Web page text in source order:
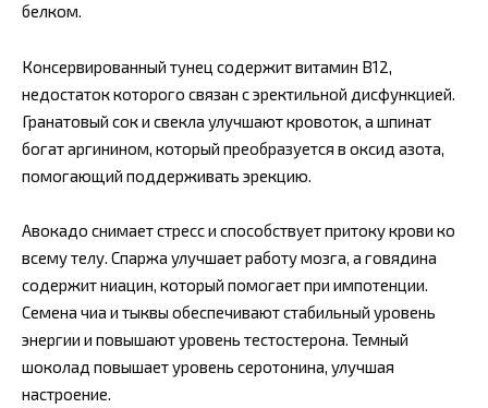
белком.
Консервированный тунец содержит витамин В12,
недостаток которого связан с эректильной дисфункцией.
Гранатовый сок и свекла улучшают кровоток, а шпинат
богат аргинином, который преобразуется в оксид азота,
помогающий поддерживать эрекцию.
Авокадо снимает стресс и способствует притоку крови ко
всему телу. Спаржа улучшает работу мозга, а говядина
содержит ниацин, который помогает при импотенции.
Семена чиа и тыквы обеспечивают стабильный уровень
энергии и повышают уровень тестостерона. Темный
шоколад повышает уровень серотонина, улучшая
настроение.